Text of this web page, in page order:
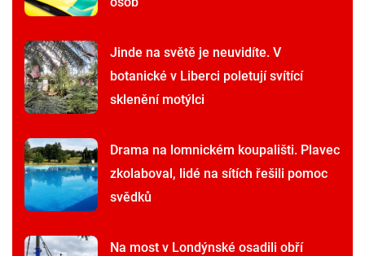
Jinde na světě je neuvidíte. V
botanické v Liberci poletují svítící
sklenění motýlci
Drama na lomnickém koupališti. Plavec
zkolaboval, lidé na sítích řešili pomoc
svědků
Na most v Londýnské osadili obří